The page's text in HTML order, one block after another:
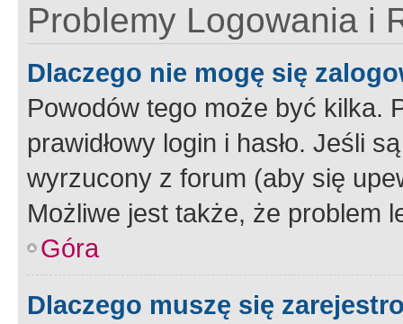
Problemy Logowania i
Dlaczego nie mogę się
Powodów tego może być kilka.
prawidłowy login i hasło. Jeśli
wyrzucony z forum (aby się
Możliwe jest także, że problem
Góra
Dlaczego muszę się